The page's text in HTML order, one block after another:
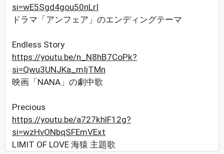
si=wE5Sgd4gou50nLrI
ドラマ「アンフェア」のエンディングテーマ
Endless Story
https://youtu.be/n_N8hB7CoPk?
si=Qwu3UNJKa_mIjTMn
映画「NANA」の劇中歌
Precious
https://youtu.be/a727khlF12g?
si=wzHvONbqSFEmVExt
LIMIT OF LOVE 海猿 主題歌